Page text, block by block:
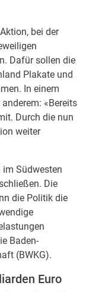
bei der
Dafür sollen die
Plakate und
In einem
«Bereits
Durch die nun
weiter
Südwesten
Die
die Politik die
Baden-
(BWKG).
Euro